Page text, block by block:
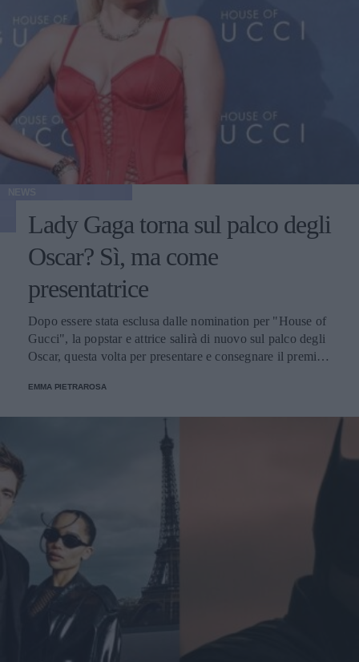
Lady Gaga torna sul palco degli
Oscar? Sì, ma come
presentatrice
Dopo essere stata esclusa dalle nomination per "House of
Gucci", la popstar e attrice salirà di nuovo sul palco degli
Oscar, questa volta per presentare e consegnare il premio a
EMMA PIETRAROSA